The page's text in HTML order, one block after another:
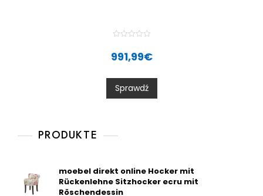
t
0
o
u
t
991,99€
Sprawdź
PRODUKTE
moebel direkt online Hocker mit
Rückenlehne Sitzhocker ecru mit
Röschendessin